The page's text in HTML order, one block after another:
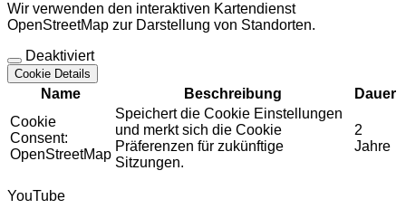
Wir verwenden den interaktiven Kartendienst
OpenStreetMap zur Darstellung von Standorten.
Deaktiviert
Cookie Details
Name Beschreibung
Dauer
Cookie
Consent:
OpenStreetMap
Speichert die Cookie Einstellungen
und merkt sich die Cookie
Präferenzen für zukünftige
Sitzungen.
2
Jahre
YouTube